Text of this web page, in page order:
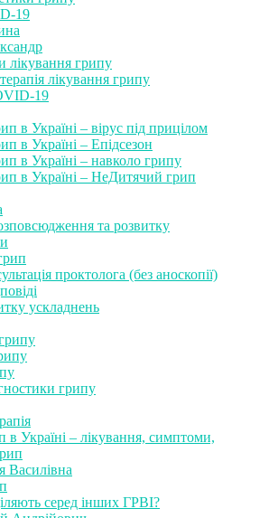
19
лікування грипу
лікування грипу
19
в Україні – вірус під прицілом
в Україні – Епідсезон
в Україні – навколо грипу
в Україні – НеДитячий грип
та розвитку
проктолога (без аноскопії)
ускладнень
грипу
в Україні – лікування, симптоми,
Василівна
серед інших ГРВІ?